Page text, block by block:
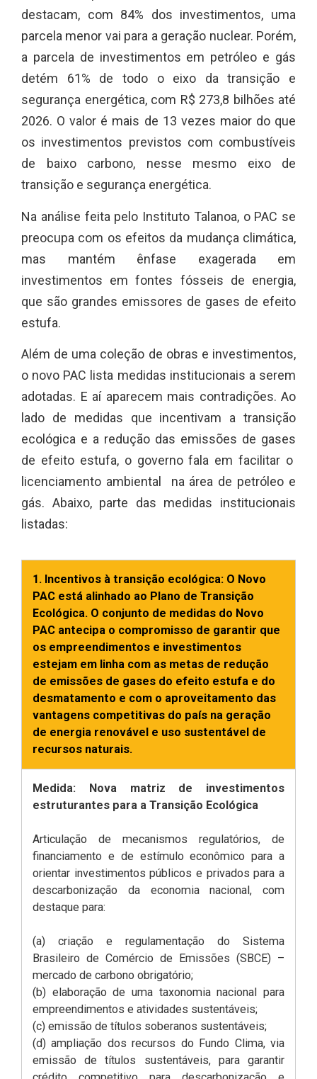
destacam, com 84% dos investimentos, uma
parcela menor vai para a geração nuclear. Porém,
a parcela de investimentos em petróleo e gás
detém 61% de todo o eixo da transição e
segurança energética, com R$ 273,8 bilhões até
2026. O valor é mais de 13 vezes maior do que
os investimentos previstos com combustíveis
de baixo carbono, nesse mesmo eixo de
transição e segurança energética.
Na análise feita pelo Instituto Talanoa, o PAC se
preocupa com os efeitos da mudança climática,
mas mantém ênfase exagerada em
investimentos em fontes fósseis de energia,
que são grandes emissores de gases de efeito
estufa.
Além de uma coleção de obras e investimentos,
o novo PAC lista medidas institucionais a serem
adotadas. E aí aparecem mais contradições. Ao
lado de medidas que incentivam a transição
ecológica e a redução das emissões de gases
de efeito estufa, o governo fala em facilitar o
licenciamento ambiental na área de petróleo e
gás. Abaixo, parte das medidas institucionais
listadas:
1. Incentivos à transição ecológica: O Novo
PAC está alinhado ao Plano de Transição
Ecológica. O conjunto de medidas do Novo
PAC antecipa o compromisso de garantir que
os empreendimentos e investimentos
estejam em linha com as metas de redução
de emissões de gases do efeito estufa e do
desmatamento e com o aproveitamento das
vantagens competitivas do país na geração
de energia renovável e uso sustentável de
recursos naturais.
Medida: Nova matriz de investimentos
estruturantes para a Transição Ecológica
Articulação de mecanismos regulatórios, de
financiamento e de estímulo econômico para a
orientar investimentos públicos e privados para a
descarbonização da economia nacional, com
destaque para:
(a) criação e regulamentação do Sistema
Brasileiro de Comércio de Emissões (SBCE) –
mercado de carbono obrigatório;
(b) elaboração de uma taxonomia nacional para
empreendimentos e atividades sustentáveis;
(c) emissão de títulos soberanos sustentáveis;
(d) ampliação dos recursos do Fundo Clima, via
emissão de títulos sustentáveis, para garantir